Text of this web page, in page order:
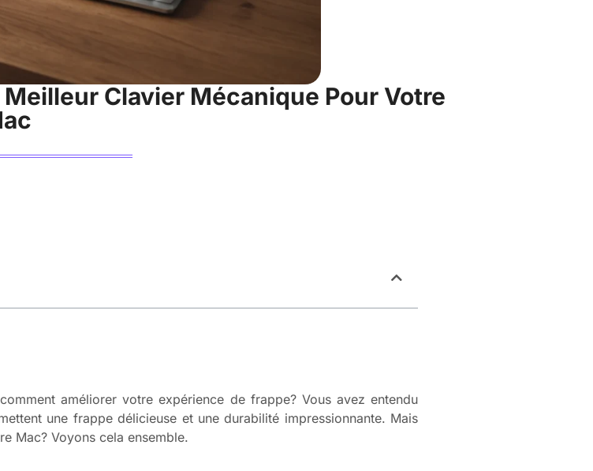
Clavier Mécanique Pour Votre
améliorer votre expérience de frappe? Vous avez entendu
une frappe délicieuse et une durabilité impressionnante. Mais
Mac? Voyons cela ensemble.